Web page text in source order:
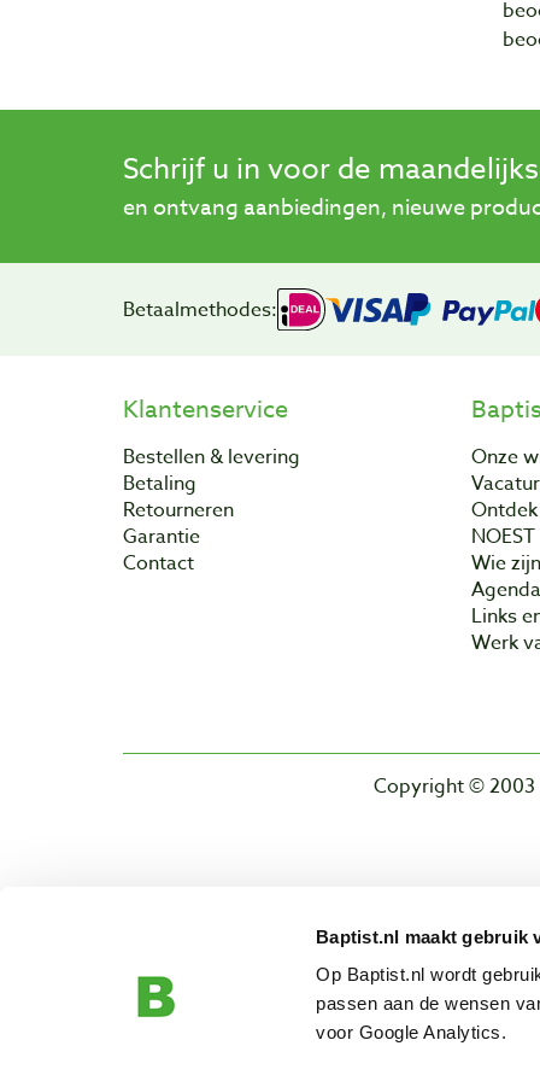
Baptist.nl maakt gebruik
Op Baptist.nl wordt
passen aan de wensen
voor Google Analytics.
Schrijf u in voor de
en ontvang aanbiedingen, nieuwe
Betaalmethodes:
Klantenservice
Bestellen & levering
Betaling
Retourneren
Garantie
Contact
Onze
NOEST
Wie
Agenda
Links
Werk
Copyright © 2003